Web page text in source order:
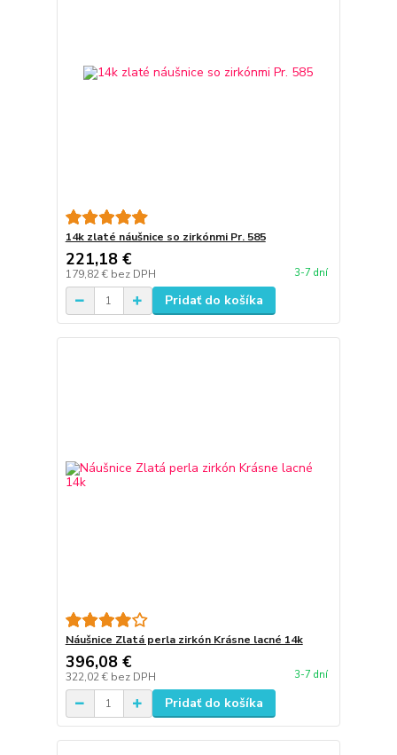
14k zlaté náušnice so zirkónmi Pr. 585
221,18 €
179,82 € bez DPH 3-7 dní
Pridať do košíka
Náušnice Zlatá perla zirkón Krásne lacné 14k
396,08 €
322,02 € bez DPH 3-7 dní
Pridať do košíka